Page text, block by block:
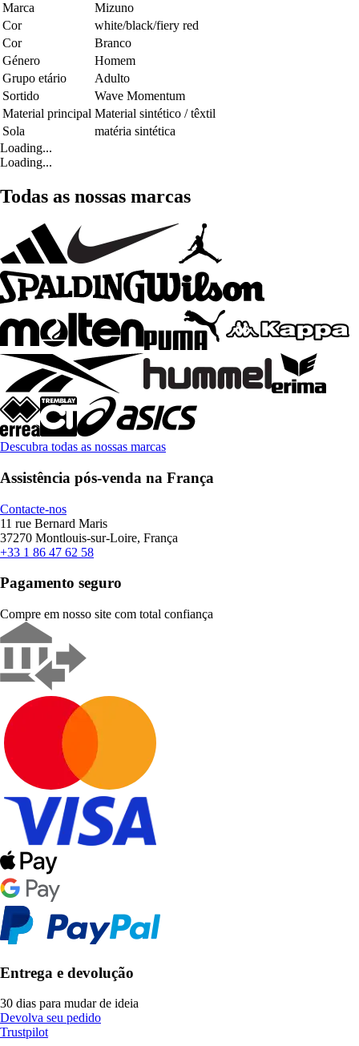
Marca
Mizuno
Cor
white/black/fiery red
Cor
Branco
Género
Homem
Grupo etário
Adulto
Sortido
Wave Momentum
Material principal Material sintético / têxtil
Sola
matéria sintética
Loading...
Loading...
Todas as nossas marcas
Descubra todas as nossas marcas
Assistência pós-venda na França
Contacte-nos
11 rue Bernard Maris
37270 Montlouis-sur-Loire, França
+33 1 86 47 62 58
Pagamento seguro
Compre em nosso site com total confiança
Entrega e devolução
30 dias para mudar de ideia
Devolva seu pedido
Trustpilot